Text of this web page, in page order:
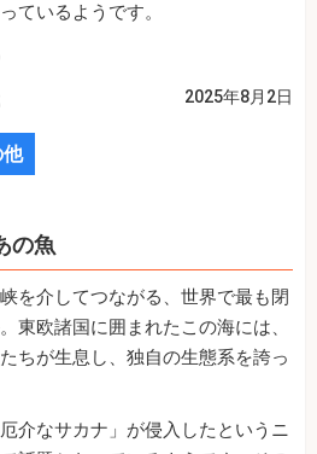
ているようです。
2025年8月2日
他
の魚
を介してつながる、世界で最も閉
東欧諸国に囲まれたこの海には、
ちが生息し、独自の生態系を誇っ
介なサカナ」が侵入したというニ